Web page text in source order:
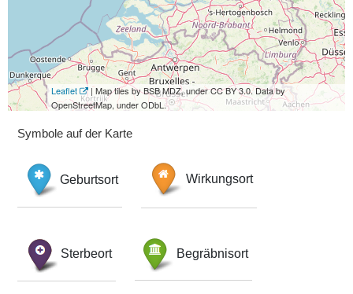
Leaflet
| Map tiles by BSB MDZ, under CC BY 3.0. Data by
OpenStreetMap, under ODbL.
Symbole auf der Karte
Geburtsort Wirkungsort
Sterbeort Begräbnisort